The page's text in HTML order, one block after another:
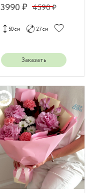
3990 ₽ 4590 ₽
50 см 27 см
Заказать